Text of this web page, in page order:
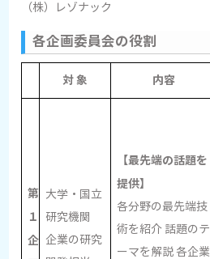
（株）レゾナック
各企画委員会の役割
対 象 内容
第
１
企
大学・国立
研究機関
企業の研究
【最先端の話題を
提供】
各分野の最先端技
術を紹介 話題のテ
ーマを解説 各企業